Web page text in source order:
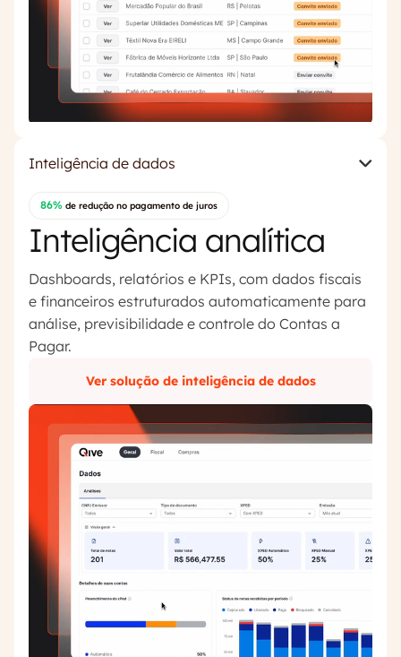
Inteligência de dados
86% de redução no pagamento de juros
Inteligência analítica
Dashboards, relatórios e KPIs, com dados fiscais
e financeiros estruturados automaticamente para
análise, previsibilidade e controle do Contas a
Pagar.
Ver solução de inteligência de dados